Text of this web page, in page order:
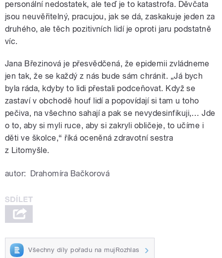
personální nedostatek, ale teď je to katastrofa. Děvčata
jsou neuvěřitelný, pracujou, jak se dá, zaskakuje jeden za
druhého, ale těch pozitivních lidí je oproti jaru podstatně
víc.
Jana Březinová je přesvědčená, že epidemii zvládneme
jen tak, že se každý z nás bude sám chránit. „Já bych
byla ráda, kdyby to lidi přestali podceňovat. Když se
zastaví v obchodě houf lidí a popovídají si tam u toho
pečiva, na všechno sahají a pak se nevydesinfikuji,… Jde
o to, aby si myli ruce, aby si zakryli obličeje, to učíme i
děti ve školce,“ říká oceněná zdravotní sestra
z Litomyšle.
autor: Drahomíra Bačkorová
Všechny díly pořadu na mujRozhlas